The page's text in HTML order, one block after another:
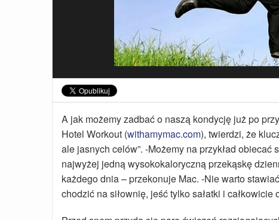
A jak możemy zadbać o naszą kondycję już po
Hotel Workout (withamymac.com), twierdzi, że
ale jasnych celów”. -Możemy na przykład
najwyżej jedną wysokokaloryczną przekąskę
każdego dnia – przekonuje Mac. -Nie warto
chodzić na siłownię, jeść tylko sałatki i całkowicie